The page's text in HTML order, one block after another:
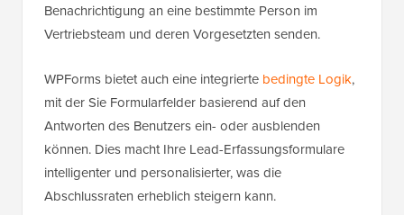
Benachrichtigung an eine bestimmte Person im
Vertriebsteam und deren Vorgesetzten senden.
WPForms bietet auch eine integrierte bedingte Logik,
mit der Sie Formularfelder basierend auf den
Antworten des Benutzers ein- oder ausblenden
können. Dies macht Ihre Lead-Erfassungsformulare
intelligenter und personalisierter, was die
Abschlussraten erheblich steigern kann.